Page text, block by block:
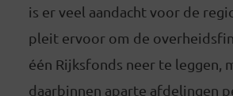
is er veel aandacht voor de
pleit ervoor om de
één Rijksfonds neer te leggen,
daarbinnen aparte afdelingen